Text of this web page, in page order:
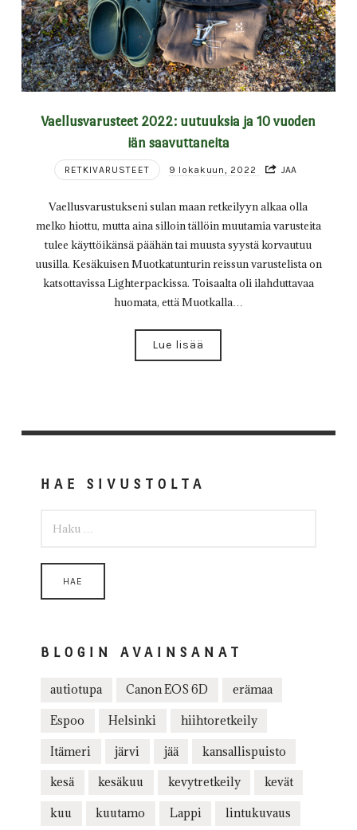
Vaellusvarusteet 2022: uutuuksia ja 10 vuoden
iän saavuttaneita
RETKIVARUSTEET 9 lokakuun, 2022 JAA
Vaellusvarustukseni sulan maan retkeilyyn alkaa olla
melko hiottu, mutta aina silloin tällöin muutamia varusteita
tulee käyttöikänsä päähän tai muusta syystä korvautuu
uusilla. Kesäkuisen Muotkatunturin reissun varustelista on
katsottavissa Lighterpackissa. Toisaalta oli ilahduttavaa
huomata, että Muotkalla…
Lue lisää
HAE SIVUSTOLTA
BLOGIN AVAINSANAT
autiotupa Canon EOS 6D erämaa
Espoo Helsinki hiihtoretkeily
Itämeri järvi jää kansallispuisto
kesä kesäkuu kevytretkeily kevät
kuu kuutamo Lappi lintukuvaus